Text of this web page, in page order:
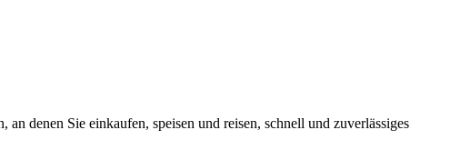
denen Sie einkaufen, speisen und reisen, schnell und zuverlässiges